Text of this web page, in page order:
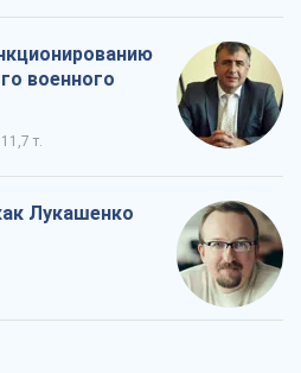
военного
11,7 т.
Лукашенко